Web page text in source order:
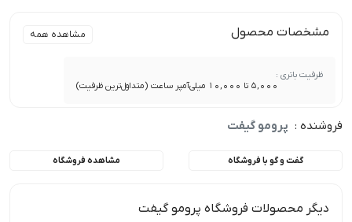
مشخصات محصول مشاهده همه
ظرفیت باتری :
5,000 تا 10,000 میلی‌آمپر ساعت (متداول‌ترین ظرفیت)
فروشنده : پرومو گیفت
گفت و گو با فروشگاه مشاهده فروشگاه
دیگر محصولات فروشگاه پرومو گیفت